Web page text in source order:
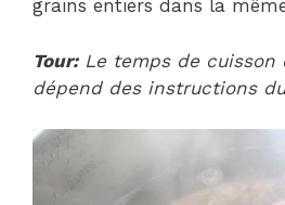
grains entiers dans la
Tour:Le temps de cuisson
dépend des instructions